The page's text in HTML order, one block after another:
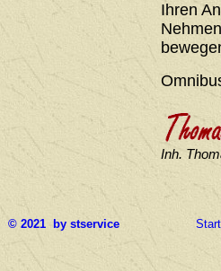
Ihren
Inh.
© 2021 by stservice